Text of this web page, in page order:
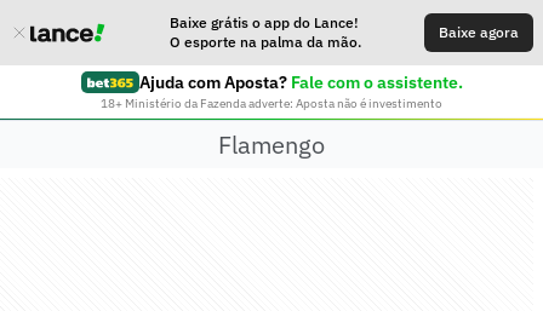
Baixe grátis o app do Lance!
O esporte na palma da mão.
Baixe agora
Ajuda com Aposta? Fale com o assistente.
18+ Ministério da Fazenda adverte: Aposta não é investimento
Flamengo